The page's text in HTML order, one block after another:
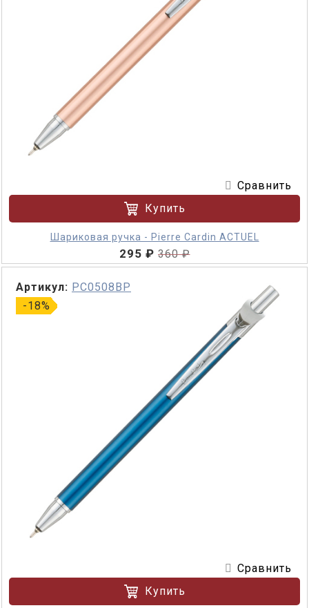
Сравнить
Купить
Шариковая ручка - Pierre Cardin ACTUEL
295 ₽ 360 ₽
-18%
Артикул: PC0508BP
Сравнить
Купить